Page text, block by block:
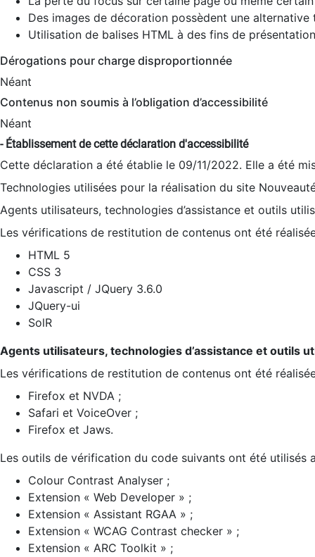
Des images de décoration possèdent une alternative
Utilisation de balises HTML à des fins de
Dérogations pour charge disproportionnée
Néant
Contenus non soumis à l’obligation d’accessibilité
Néant
- Établissement de cette déclaration d'accessibilité
Cette déclaration a été établie le 09/11/2022. Elle a été
Technologies utilisées pour la réalisation du site
Agents utilisateurs, technologies d’assistance et outils
Les vérifications de restitution de contenus ont été
HTML 5
CSS 3
Javascript / JQuery 3.6.0
JQuery-ui
SolR
Agents utilisateurs, technologies d’assistance et outils
Les vérifications de restitution de contenus ont été
Firefox et NVDA ;
Safari et VoiceOver ;
Firefox et Jaws.
Les outils de vérification du code suivants ont été utilisés
Colour Contrast Analyser ;
Extension « Web Developer » ;
Extension « Assistant RGAA » ;
Extension « WCAG Contrast checker » ;
Extension « ARC Toolkit » ;